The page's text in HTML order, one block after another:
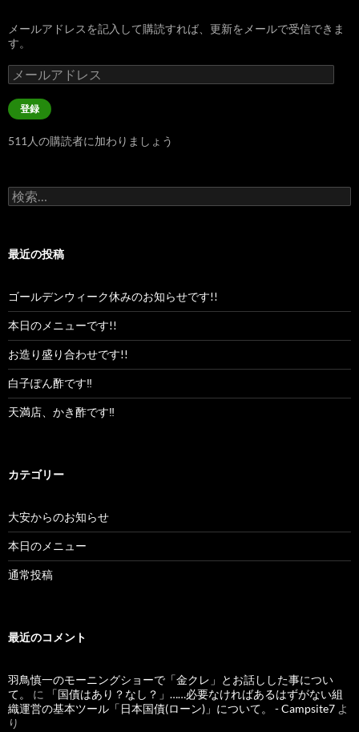
メールアドレスを記入して購読すれば、更新をメールで受信できま
す。
メ
ー
ル
ア
レ
登録
511人の購読者に加わりましょう
検
索:
最近の投稿
ゴールデンウィーク休みのお知らせです!!
本日のメニューです!!
お造り盛り合わせです!!
白子ぽん酢です‼︎
天満店、かき酢です‼︎
カテゴリー
大安からのお知らせ
本日のメニュー
通常投稿
最近のコメント
羽鳥慎一のモーニングショーで「金クレ」とお話しした事につい
て。
に
「国債はあり？なし？」……必要なければあるはずがない組
織運営の基本ツール「日本国債(ローン)」について。 - Campsite7 よ
り